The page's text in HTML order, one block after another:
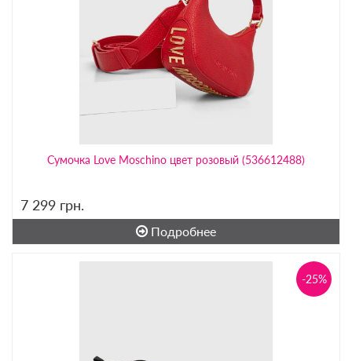
Сумочка Love Moschino цвет розовый (536612488)
7 299 грн.
Подробнее
-25%